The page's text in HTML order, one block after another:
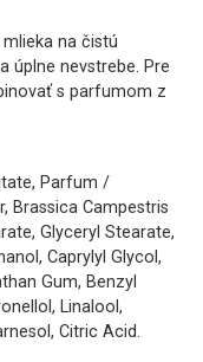
na čistú
úplne nevstrebe. Pre
s parfumom z
Parfum /
Brassica Campestris
Glyceryl Stearate,
Caprylyl Glycol,
Gum, Benzyl
Linalool,
Citric Acid.